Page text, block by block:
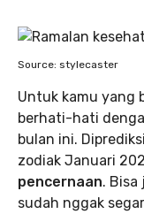
Source: stylecaster
Untuk kamu yang
berhati-hati
bulan ini.
zodiak Januari
pencernaan. Bisa
sudah nggak